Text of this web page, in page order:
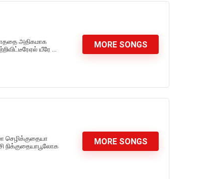
அதிகமாக
யீரே ...
MORE SONGS
செழிக்குதையா
நிக்குதையாபூலோக
MORE SONGS